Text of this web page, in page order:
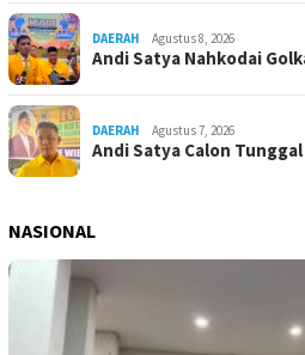
DAERAH Agustus 8, 2026
Andi Satya Nahkodai
DAERAH Agustus 7, 2026
Andi Satya Calon
NASIONAL